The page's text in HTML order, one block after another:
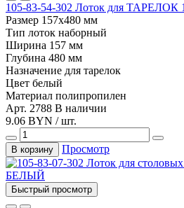
105-83-54-302 Лоток для
Размер 157х480 мм
Тип лоток наборный
Ширина 157 мм
Глубина 480 мм
Назначение для тарелок
Цвет белый
Материал полипропилен
Арт. 2788 В наличии
9.06 BYN / шт.
В корзину Просмотр
Быстрый просмотр